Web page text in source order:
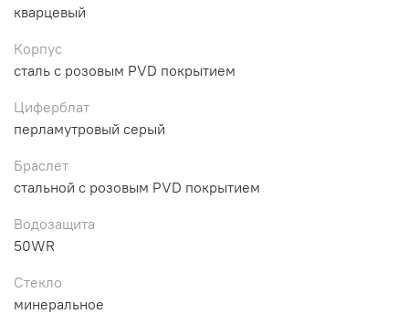
кварцевый
Корпус
сталь с розовым PVD покрытием
Циферблат
перламутровый серый
Браслет
стальной с розовым PVD покрытием
Водозащита
50WR
Стекло
минеральное